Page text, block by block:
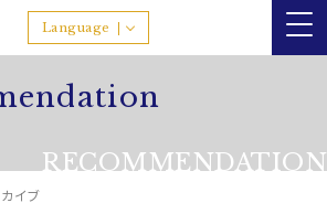
Language
RECOMMENDATION
イブ